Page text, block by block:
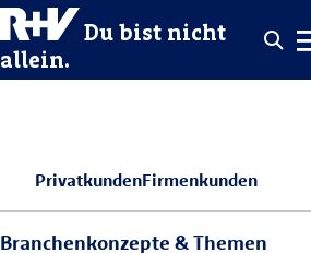
Du bist nicht
allein.
PrivatkundenFirmenkunden
Branchenkonzepte & Themen